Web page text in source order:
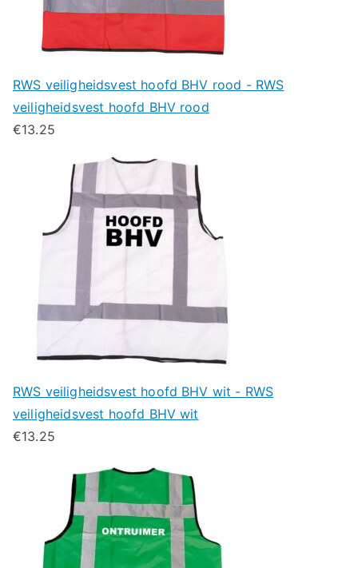
RWS veiligheidsvest hoofd BHV rood - RWS
veiligheidsvest hoofd BHV rood
€13.25
RWS veiligheidsvest hoofd BHV wit - RWS
veiligheidsvest hoofd BHV wit
€13.25